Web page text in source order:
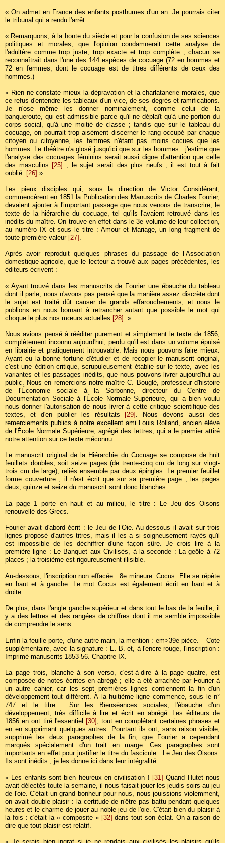
« On admet en France des enfants posthumes d'un an. Je pourrais citer
le tribunal qui a rendu l'arrêt.
« Remarquons, à la honte du siècle et pour la confusion de ses sciences
politiques et morales, que l'opinion condamnerait cette analyse de
l'adultère comme trop juste, trop exacte et trop complète ; chacun se
reconnaîtrait dans l'une des 144 espèces de cocuage (72 en hommes et
72 en femmes, dont le cocuage est de titres différents de ceux des
hommes.)
« Rien ne constate mieux la dépravation et la charlatanerie morales, que
ce refus d'entendre les tableaux d'un vice, de ses degrés et ramifications.
Je n'ose même les donner nominalement, comme celui de la
banqueroute, qui est admissible parce qu'il ne déplaît qu'à une portion du
corps social, qu'à une moitié de classe ; tandis que sur le tableau du
cocuage, on pourrait trop aisément discerner le rang occupé par chaque
citoyen ou citoyenne, les femmes n'étant pas moins cocues que les
hommes. Le théâtre n'a glosé jusqu'ici que sur les hommes : j'estime que
l'analyse des cocuages féminins serait aussi digne d'attention que celle
des masculins
[25]
; le sujet serait des plus neufs ; il est tout à fait
oublié. [26] »
Les pieux disciples qui, sous la direction de Victor Considérant,
commencèrent en 1851 la Publication des Manuscrits de Charles Fourier,
devaient ajouter à l'important passage que nous venons de transcrire, le
texte de la hiérarchie du cocuage, tel qu'ils l'avaient retrouvé dans les
inédits du maître. On trouve en effet dans le 3e volume de leur collection,
au numéro IX et sous le titre : Amour et Mariage, un long fragment de
toute première valeur [27] .
Après avoir reproduit quelques phrases du passage de l’Association
domestique-agricole, que le lecteur a trouvé aux pages précédentes, les
éditeurs écrivent :
« Ayant trouvé dans les manuscrits de Fourier une ébauche du tableau
dont il parle, nous n'avons pas pensé que la manière assez discrète dont
le sujet est traité dût causer de grands effarouchements, et nous le
publions en nous bornant à retrancher autant que possible le mot qui
choque le plus nos mœurs actuelles [28] . »
Nous avions pensé à rééditer purement et simplement le texte de 1856,
complètement inconnu aujourd'hui, perdu qu'il est dans un volume épuisé
en librairie et pratiquement introuvable. Mais nous pouvons faire mieux.
Ayant eu la bonne fortune d'étudier et de recopier le manuscrit original,
c'est une édition critique, scrupuleusement établie sur le texte, avec les
variantes et les passages inédits, que nous pouvons livrer aujourd'hui au
public. Nous en remercions notre maître C. Bouglé, professeur d'histoire
de l'Économie sociale à la Sorbonne, directeur du Centre de
Documentation Sociale à l'École Normale Supérieure, qui a bien voulu
nous donner l'autorisation de nous livrer à cette critique scientifique des
textes, et d'en publier les résultats
[29] . Nous devons aussi des
remerciements publics à notre excellent ami Louis Rolland, ancien élève
de l'École Normale Supérieure, agrégé des lettres, qui a le premier attiré
notre attention sur ce texte méconnu.
Le manuscrit original de la Hiérarchie du Cocuage se compose de huit
feuillets doubles, soit seize pages (de trente-cinq cm de long sur vingt-
trois cm de large), reliés ensemble par deux épingles. Le premier feuillet
forme couverture ; il n'est écrit que sur sa première page ; les pages
deux, quinze et seize du manuscrit sont donc blanches.
La page 1 porte en haut et au milieu, le titre : Le Jeu des Oisons
renouvellé des Grecs.
Fourier avait d'abord écrit : le Jeu de l’Oie. Au-dessous il avait sur trois
lignes proposé d'autres titres, mais il les a si soigneusement rayés qu'il
est impossible de les déchiffrer d'une façon sûre. Je crois lire à la
première ligne : Le Banquet aux Civilisés, à la seconde : La geôle à 72
places ; la troisième est rigoureusement illisible.
Au-dessous, l'inscription non effacée : 8e mineure. Cocus. Elle se répète
en haut et à gauche. Le mot Cocus est également écrit en haut et à
droite.
De plus, dans l'angle gauche supérieur et dans tout le bas de la feuille, il
y a des lettres et des rangées de chiffres dont il me semble impossible
de comprendre le sens.
Enfin la feuille porte, d'une autre main, la mention : em>39e pièce. – Cote
supplémentaire, avec la signature : E. B. et, à l'encre rouge, l'inscription :
Imprimé manuscrits 1853-56. Chapitre IX.
La page trois, blanche à son verso, c'est-à-dire à la page quatre, est
composée de notes écrites en abrégé ; elle a été arrachée par Fourier à
un autre cahier, car les sept premières lignes contiennent la fin d'un
développement tout différent. À la huitième ligne commence, sous le n°
747 et le titre : Sur les Bienséances sociales, l'ébauche d'un
développement, très difficile à lire et écrit en abrégé. Les éditeurs de
1856 en ont tiré l'essentiel
[30] , tout en complétant certaines phrases et
en en supprimant quelques autres. Pourtant ils ont, sans raison visible,
supprimé les deux paragraphes de la fin, que Fourier a cependant
marqués spécialement d'un trait en marge. Ces paragraphes sont
importants en effet pour justifier le titre du fascicule : Le Jeu des Oisons.
Ils sont inédits ; je les donne ici dans leur intégralité :
« Les enfants sont bien heureux en civilisation ! [31] Quand Hutet nous
avait délectés toute la semaine, il nous faisait jouer les jeudis soirs au jeu
de l'oie. C'était un grand bonheur pour nous, nous jouissions violemment,
on avait double plaisir : la certitude de n'être pas battu pendant quelques
heures et le charme de jouer au noble jeu de l'oie. C'était bien du plaisir à
la fois : c'était la « composite » [32] dans tout son éclat. On a raison de
dire que tout plaisir est relatif.